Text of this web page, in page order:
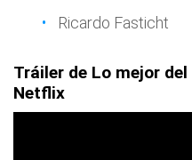
Ricardo Fasticht
Tráiler de Lo mejor
Netflix